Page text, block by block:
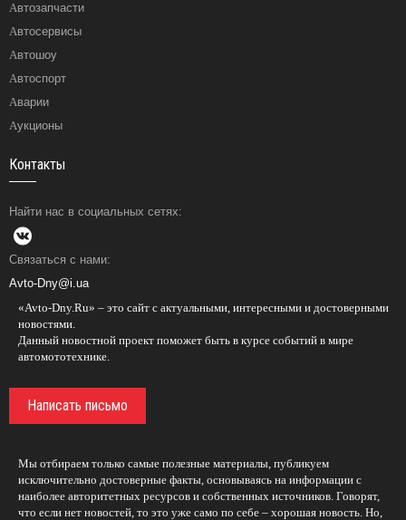
Автозапчасти
Автосервисы
Автошоу
Автоспорт
Аварии
Аукционы
Контакты
Найти нас в социальных сетях:
Связаться с нами:
Avto-Dny@i.ua
«Avto-Dny.Ru» – это сайт с актуальными, интересными и достоверными
новостями.
Данный новостной проект поможет быть в курсе событий в мире
автомототехнике.
Написать письмо
Мы отбираем только самые полезные материалы, публикуем
исключительно достоверные факты, основываясь на информации с
наиболее авторитетных ресурсов и собственных источников. Говорят,
что если нет новостей, то это уже само по себе – хорошая новость. Но,